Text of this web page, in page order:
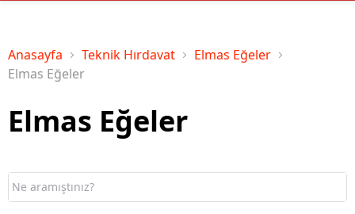
Anasayfa Teknik Hırdavat
Elmas Eğeler
Elmas Eğeler
Elmas Eğeler